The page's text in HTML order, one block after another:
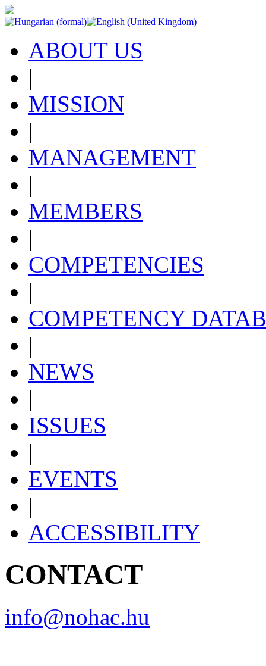
ABOUT US
|
MISSION
|
MANAGEMENT
|
MEMBERS
|
COMPETENCIES
|
COMPETENCY
|
NEWS
|
ISSUES
|
EVENTS
|
ACCESSIBILITY
CONTACT
info@nohac.hu